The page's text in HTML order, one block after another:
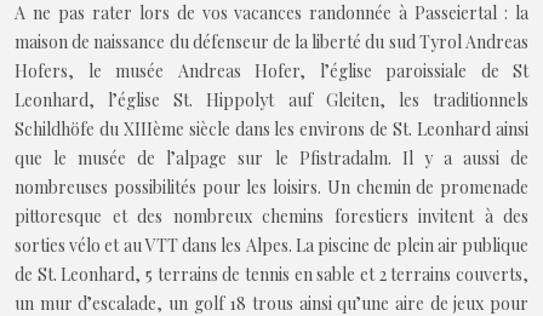
A ne pas rater lors de vos vacances randonnée à Passeiertal : la
maison de naissance du défenseur de la liberté du sud Tyrol Andreas
Hofers, le musée Andreas Hofer, l’église paroissiale de St
Leonhard, l’église St. Hippolyt auf Gleiten, les traditionnels
Schildhöfe du XIIIème siècle dans les environs de St. Leonhard ainsi
que le musée de l’alpage sur le Pfistradalm. Il y a aussi de
nombreuses possibilités pour les loisirs. Un chemin de promenade
pittoresque et des nombreux chemins forestiers invitent à des
sorties vélo et au VTT dans les Alpes. La piscine de plein air publique
de St. Leonhard, 5 terrains de tennis en sable et 2 terrains couverts,
un mur d’escalade, un golf 18 trous ainsi qu’une aire de jeux pour